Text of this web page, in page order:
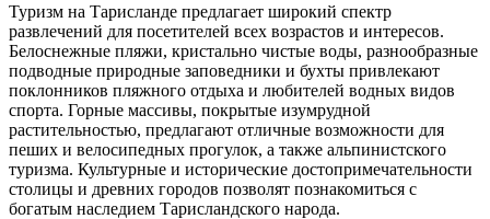
Туризм на Тарисланде предлагает широкий спектр
развлечений для посетителей всех возрастов и интересов.
Белоснежные пляжи, кристально чистые воды, разнообразные
подводные природные заповедники и бухты привлекают
поклонников пляжного отдыха и любителей водных видов
спорта. Горные массивы, покрытые изумрудной
растительностью, предлагают отличные возможности для
пеших и велосипедных прогулок, а также альпинистского
туризма. Культурные и исторические достопримечательности
столицы и древних городов позволят познакомиться с
богатым наследием Тарисландского народа.